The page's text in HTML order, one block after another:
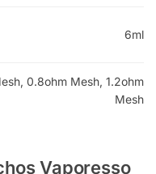
6ml
0.8ohm Mesh, 1.2ohm
Mesh
Vaporesso